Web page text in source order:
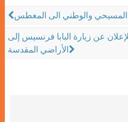
المسيحي والوطني الى المغطس
عن زيارة البابا فرنسيس إلى
الأراضي المقدسة